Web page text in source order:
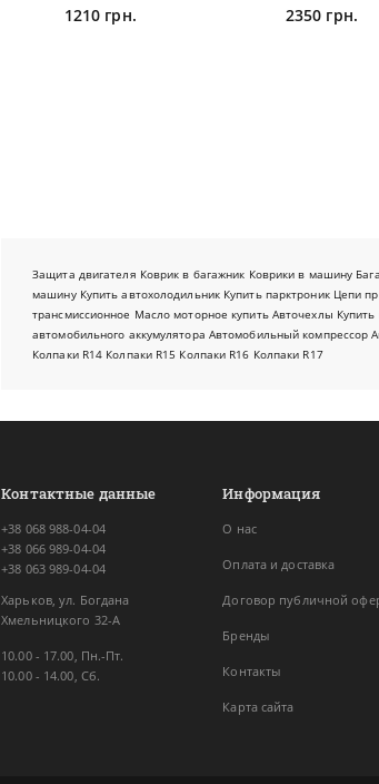
1210 грн. 2350 грн.
Защита двигателя Коврик в багажник Коврики в машину
машину Купить автохолодильник Купить парктроник Цепи
трансмиссионное Масло моторное купить Авточехлы Купить
автомобильного аккумулятора Автомобильный компрессор
Колпаки R14 Колпаки R15 Колпаки R16 Колпаки R17
Контактные данные
+38 068 988-04-04
+38 066 989-04-04
+38 063 989-04-04
Харьков, ул. Богдана
Хмельницкого 32-А
10.00 - 17.00, Пн.-Пт.
10.00 - 14.00, Сб.
Информация
О нас
Оплата и доставка
Договор публичной
Бренды
Контакты
Карта сайта